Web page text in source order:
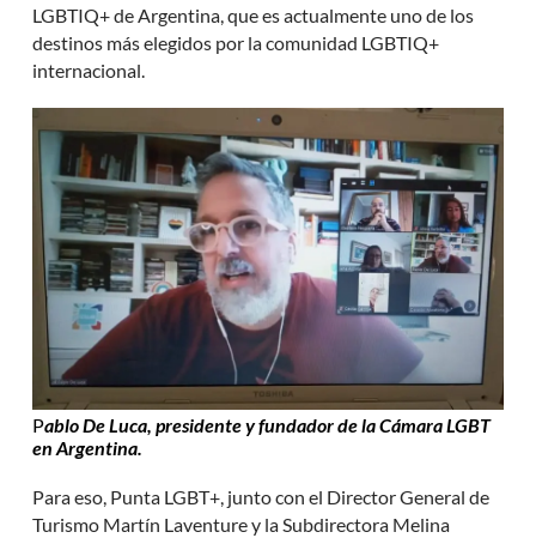
LGBTIQ+ de Argentina, que es actualmente uno de los
destinos más elegidos por la comunidad LGBTIQ+
internacional.
Pablo De Luca, presidente y fundador de la Cámara LGBT
en Argentina.
Para eso, Punta LGBT+, junto con el Director General de
Turismo Martín Laventure y la Subdirectora Melina